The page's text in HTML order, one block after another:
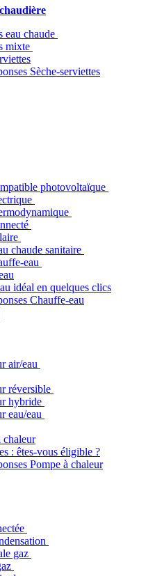
eau chaude
mixte
Sèche-serviettes
photovoltaïque
chaude sanitaire
eau
idéal en quelques clics
Chauffe-eau
air/eau
réversible
hybride
eau/eau
chaleur
: êtes-vous éligible ?
Pompe à chaleur
gaz